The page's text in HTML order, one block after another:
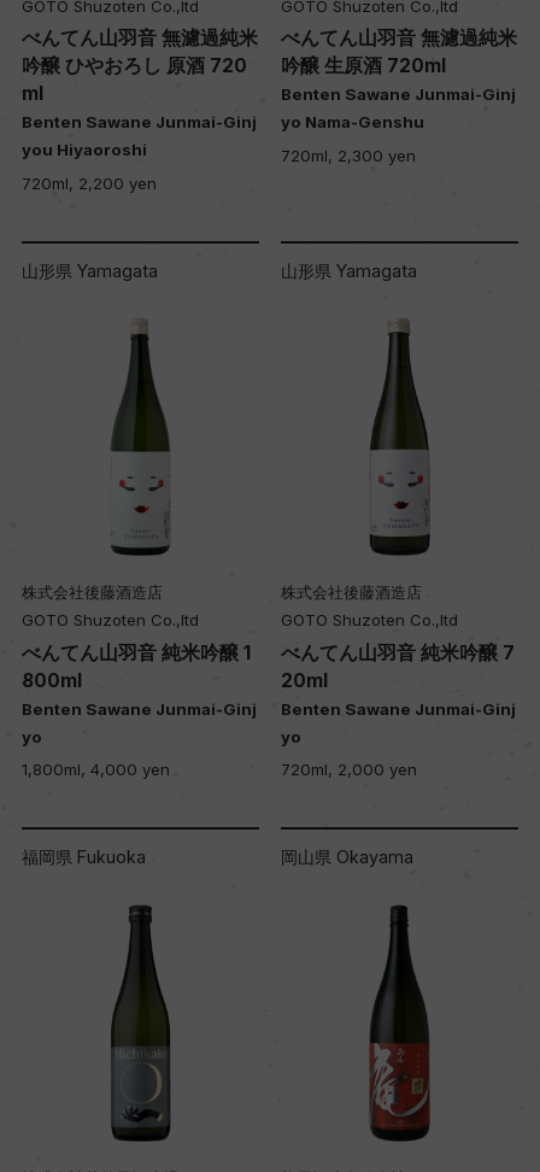
GOTO Shuzoten Co.,ltd
べんてん山羽音 無濾過純米
吟醸 ひやおろし 原酒 720
ml
Benten Sawane Junmai-Ginj
you Hiyaoroshi
720ml, 2,200 yen
GOTO Shuzoten Co.,ltd
べんてん山羽音 無濾過純米
吟醸 生原酒 720ml
Benten Sawane Junmai-Ginj
yo Nama-Genshu
720ml, 2,300 yen
山形県 Yamagata
株式会社後藤酒造店
GOTO Shuzoten Co.,ltd
べんてん山羽音 純米吟醸 1
800ml
Benten Sawane Junmai-Ginj
yo
1,800ml, 4,000 yen
山形県 Yamagata
株式会社後藤酒造店
GOTO Shuzoten Co.,ltd
べんてん山羽音 純米吟醸 7
20ml
Benten Sawane Junmai-Ginj
yo
720ml, 2,000 yen
福岡県 Fukuoka 岡山県 Okayama